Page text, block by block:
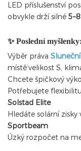
LED příslušenství
obvykle drží silné
✨ Poslední
Výběr práva
místě’velikost S,
Chcete špičkový
Potřebujete
Solstad Elite
Hledáte solární
Sportbeam
Úzký rozpočet na